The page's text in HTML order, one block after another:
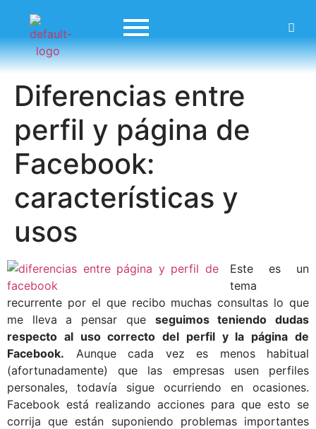
Diferencias entre
perfil y página de
Facebook:
características y
usos
Este es un
tema
recurrente por el que recibo muchas consultas lo que
me lleva a pensar que seguimos teniendo dudas
respecto al uso correcto del perfil y la página de
Facebook. Aunque cada vez es menos habitual
(afortunadamente) que las empresas usen perfiles
personales, todavía sigue ocurriendo en ocasiones.
Facebook está realizando acciones para que esto se
corrija que están suponiendo problemas importantes